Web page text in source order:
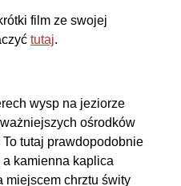
film ze swojej
tutaj.
wysp na jeziorze
ośrodków
tutaj prawdopodobnie
a kamienna kaplica
miejscem chrztu świty